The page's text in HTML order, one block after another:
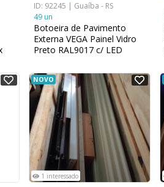
ID: 92245 | Guaíba - RS
49 un
Botoeira de Pavimento
Externa VEGA Painel Vidro
Preto RAL9017 c/ LED
NOVO
1 interessado